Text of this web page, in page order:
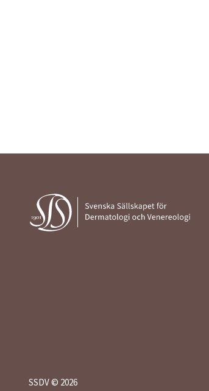
SSDV © 2026